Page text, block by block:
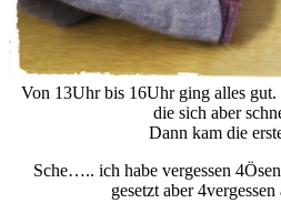
Von 13Uhr bis 16Uhr ging alles gut.
die sich aber
Dann kam die
Sche….. ich habe vergessen
gesetzt aber